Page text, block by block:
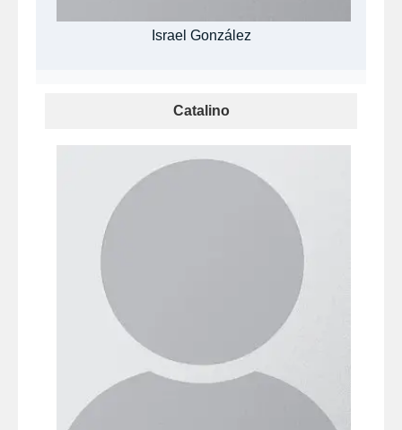
Israel González
Catalino